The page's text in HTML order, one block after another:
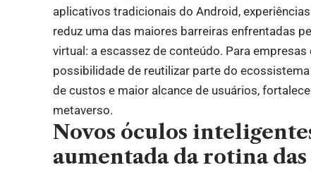
aplicativos tradicionais do Android,
reduz uma das maiores barreiras enfrentadas
virtual: a escassez de conteúdo. Para
possibilidade de reutilizar parte do
de custos e maior alcance de usuários,
metaverso.
Novos óculos
aumentada da rotina das